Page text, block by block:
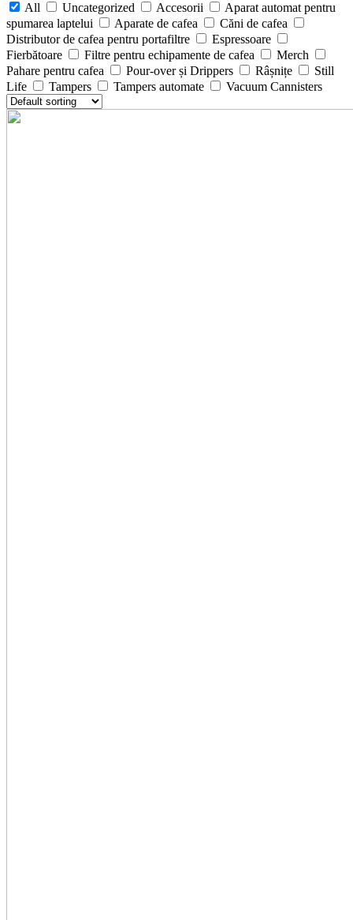
All Uncategorized Accesorii
Aparat automat pentru
spumarea laptelui
Aparate de cafea
Căni de cafea
Distributor de cafea pentru portafiltre
Espressoare
Fierbătoare
Filtre pentru echipamente de cafea
Merch
Pahare pentru cafea
Pour-over și Drippers Râșnițe
Still
Life
Tampers Tampers automate Vacuum Cannisters